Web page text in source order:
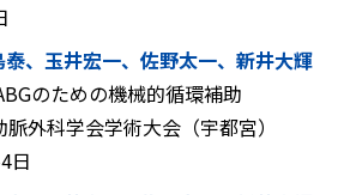
、玉井宏一、佐野太一、新井大輝
のための機械的循環補助
脈外科学会学術大会（宇都宮）
日